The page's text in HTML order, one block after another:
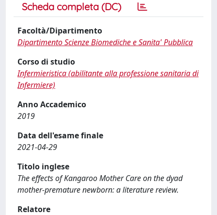
Scheda completa (DC)
Facoltà/Dipartimento
Dipartimento Scienze Biomediche e Sanita' Pubblica
Corso di studio
Infermieristica (abilitante alla professione sanitaria di
Infermiere)
Anno Accademico
2019
Data dell'esame finale
2021-04-29
Titolo inglese
The effects of Kangaroo Mother Care on the dyad
mother-premature newborn: a literature review.
Relatore